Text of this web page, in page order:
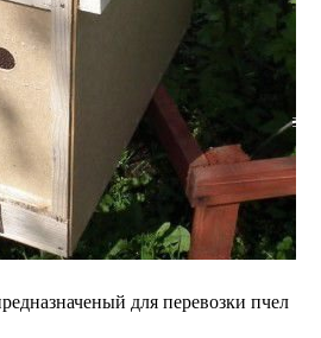
для перевозки пчел